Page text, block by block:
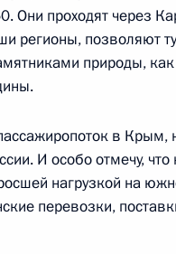
в связи с
и международных
в отдельные
и
водного
Они проходят через
регионы, позволяют
природы,
в
И особо отмечу,
нагрузкой на
перевозки,